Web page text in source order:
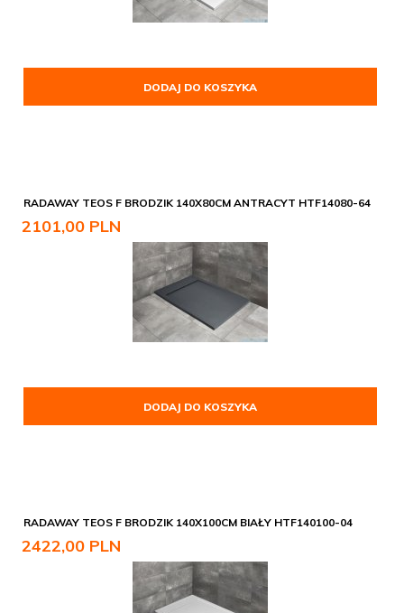
DODAJ DO KOSZYKA
RADAWAY TEOS F BRODZIK 140X80CM ANTRACYT HTF14080-64
2101,00 PLN
DODAJ DO KOSZYKA
RADAWAY TEOS F BRODZIK 140X100CM BIAŁY HTF140100-04
2422,00 PLN